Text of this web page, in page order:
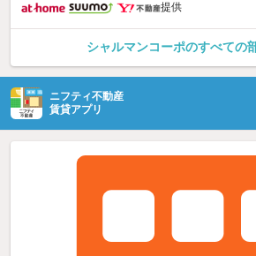
提供
シャルマンコーポのすべての
ニフティ不動産
賃貸アプリ